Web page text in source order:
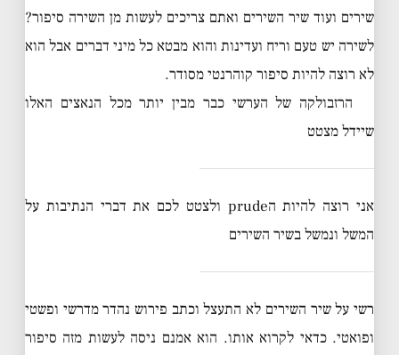
שירים ועוד שיר השירים ואתם צריכים לעשות מן השירה סיפור?
לשירה יש טעם וריח ועדינות והוא מבטא כל מיני דברים אבל הוא
לא רוצה להיות סיפור קוהרנטי מסודר.
הרזבולקה של הערשי כבר מבין יותר מכל הנאצים האלו
שיידל מצטט
אני רוצה להיות הprude ולצטט לכם את דברי הנתיבות על
המשל ונמשל בשיר השירים
רשי על שיר השירים לא התעצל וכתב פירוש נהדר מדרשי ופשטי
ופואטי. כדאי לקרוא אותו. הוא אמנם ניסה לעשות מזה סיפור